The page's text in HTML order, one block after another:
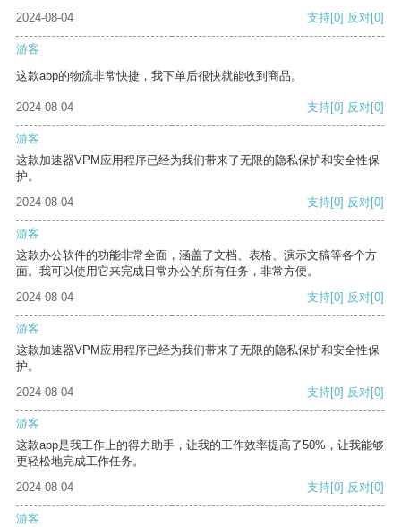
2024-08-04 支持[0] 反对[0]
游客
这款app的物流非常快捷，我下单后很快就能收到商品。
2024-08-04 支持[0] 反对[0]
游客
这款加速器VPM应用程序已经为我们带来了无限的隐私保护和安全性保
护。
2024-08-04
支持[0] 反对[0]
游客
这款办公软件的功能非常全面，涵盖了文档、表格、演示文稿等各个方
面。我可以使用它来完成日常办公的所有任务，非常方便。
2024-08-04
支持[0] 反对[0]
游客
这款加速器VPM应用程序已经为我们带来了无限的隐私保护和安全性保
护。
2024-08-04
支持[0] 反对[0]
游客
这款app是我工作上的得力助手，让我的工作效率提高了50%，让我能够
更轻松地完成工作任务。
2024-08-04
支持[0] 反对[0]
游客